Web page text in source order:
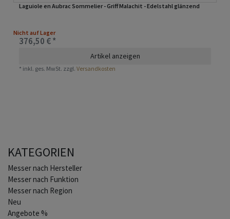
Laguiole en Aubrac Sommelier - Griff Malachit - Edelstahl glänzend
Nicht auf Lager
376,50 € *
Artikel anzeigen
* inkl. ges. MwSt. zzgl.Versandkosten
KATEGORIEN
Home
Messer nach Hersteller
Messer nach Funktion
Messer nach Region
Neu
Angebote %